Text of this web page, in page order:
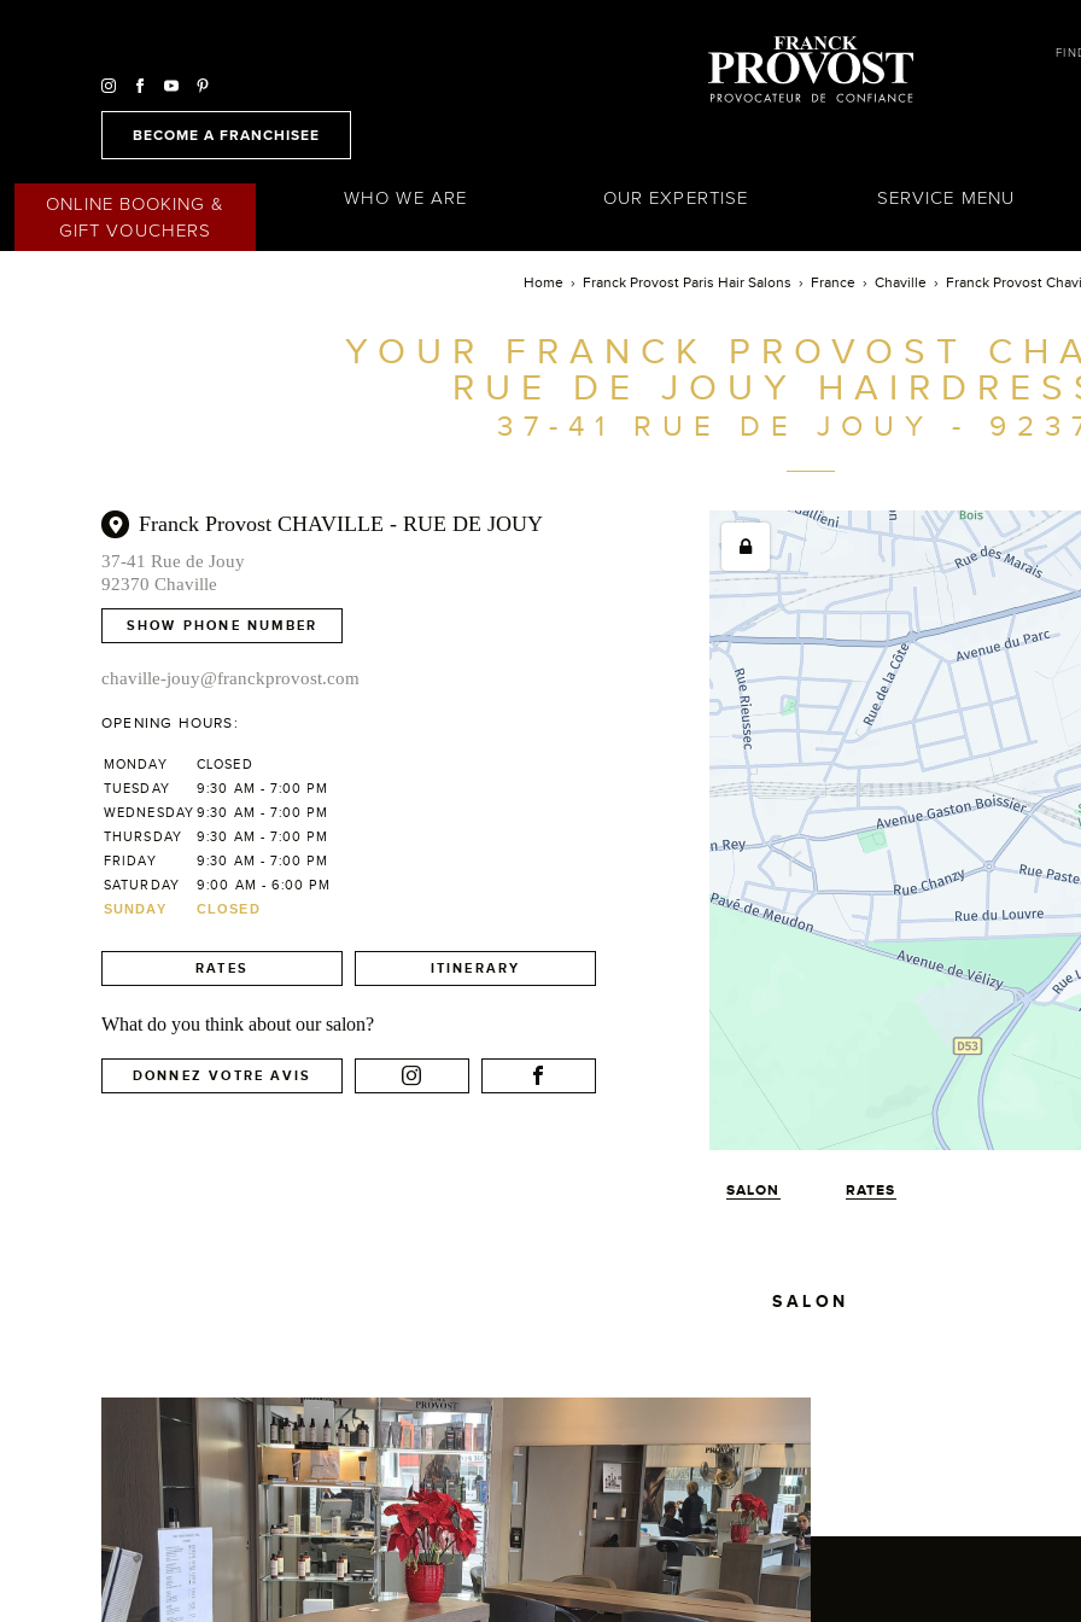
AUSTRALIA
Home Franck Provost Paris Hair Salons France Chaville Franck Provost
YOUR FRANCK PROVOST
RUE DE JOUY
37-41 RUE DE JOUY -
Franck Provost CHAVILLE - RUE DE JOUY
37-41 Rue de Jouy
92370 Chaville
SHOW PHONE NUMBER
chaville-jouy@franckprovost.com
OPENING HOURS:
MONDAY
CLOSED
TUESDAY
9:30 AM - 7:00 PM
WEDNESDAY 9:30 AM - 7:00 PM
THURSDAY
9:30 AM - 7:00 PM
FRIDAY
9:30 AM - 7:00 PM
SATURDAY
9:00 AM - 6:00 PM
SUNDAY
CLOSED
RATES ITINERARY
What do you think about our salon?
DONNEZ VOTRE AVIS
SALON RATES
SALON
BECOME A FRANCHISEE
ONLINE BOOKING &
GIFT VOUCHERS
WHO WE ARE OUR EXPERTISE SERVICE MENU